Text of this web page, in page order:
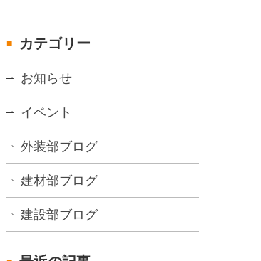
カテゴリー
お知らせ
イベント
外装部ブログ
建材部ブログ
建設部ブログ